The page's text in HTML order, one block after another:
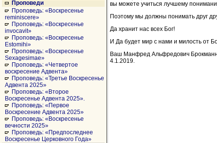
Проповеди
Проповедь: «Воскресенье
reminiscere»
Проповедь: «Воскресенье
invocavit»
Проповедь: «Воскресенье
Estomihi»
Проповедь: «Воскресенье
Sexagesimae»
Проповедь: «Четвертое
воскресение Адвента»
Проповедь: «Третье Воскресенье
Адвента 2025»
Проповедь: «Второе
Воскресенье Адвента 2025».
Проповедь: «Первое
Воскресение Адвента 2025»
Проповедь: «Воскресенье
вечности 2025»
Проповедь: «Предпоследнее
Воскресенье Церковного Года»
вы можете учиться лучшему
Поэтому мы должны понимать друг
Да хранит нас всех Бог!
И Да будет мир с нами и милость от
Ваш Манфред Альфредович
4.1.2019.